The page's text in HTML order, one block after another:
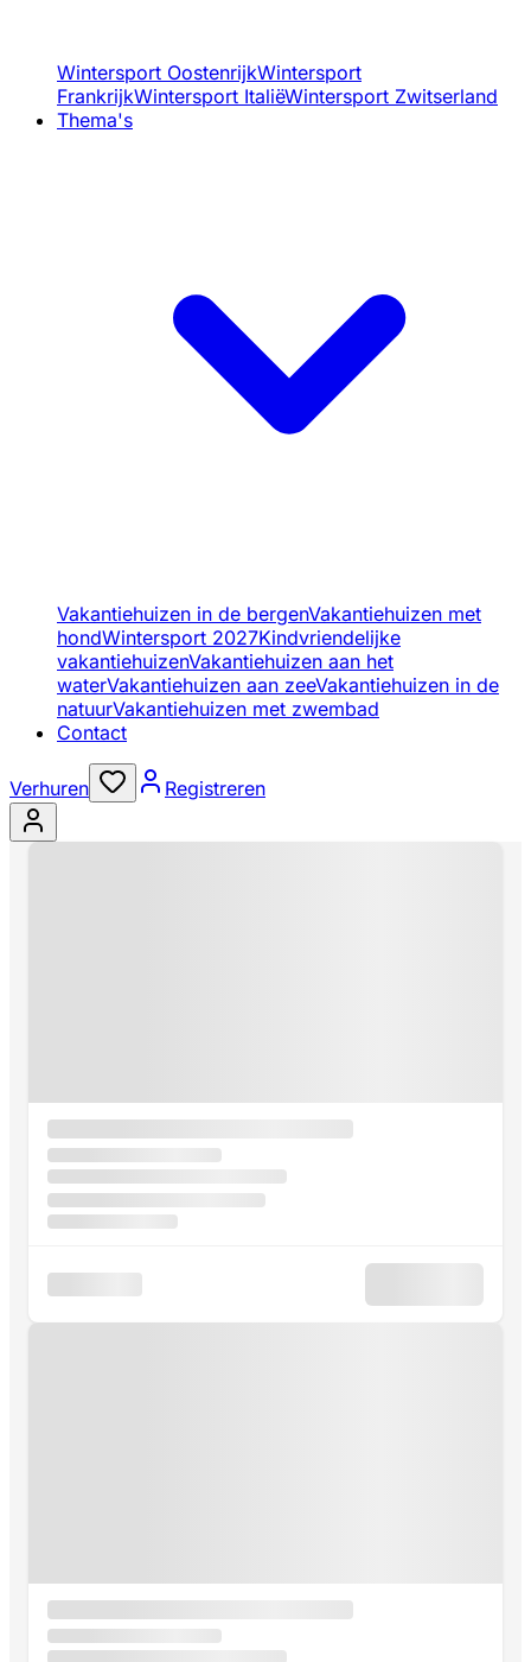
Wintersport OostenrijkWintersport
FrankrijkWintersport ItaliëWintersport Zwitserland
Thema's
Vakantiehuizen in de bergenVakantiehuizen met
hondWintersport 2027Kindvriendelijke
vakantiehuizenVakantiehuizen aan het
waterVakantiehuizen aan zeeVakantiehuizen in de
natuurVakantiehuizen met zwembad
Contact
Verhuren Registreren